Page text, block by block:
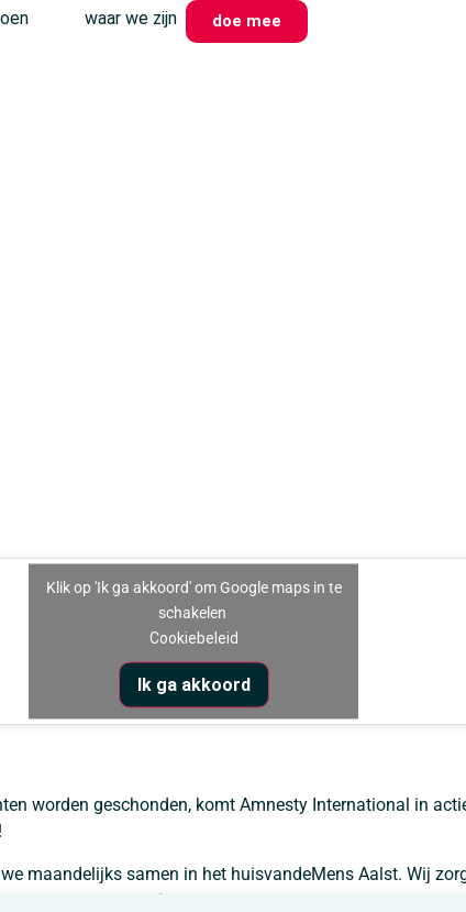
waar we zijn doe mee
Klik op 'Ik ga akkoord' om Google maps in te
schakelen
Cookiebeleid
Ik ga akkoord
worden geschonden, komt Amnesty International in
maandelijks samen in het huisvandeMens Aalst. Wij
en een warme sfeer.